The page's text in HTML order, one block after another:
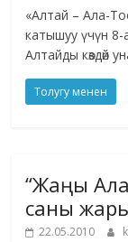
«Алтай – Ала-
катышуу үчүн
Алтайды көздөй
Толугу менен
“Жаңы
саны
22.05.2010